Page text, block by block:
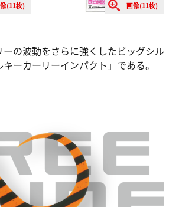
(11枚) 画像(11枚)
の波動をさらに強くしたビッグシル
ーカーリーインパクト」である。